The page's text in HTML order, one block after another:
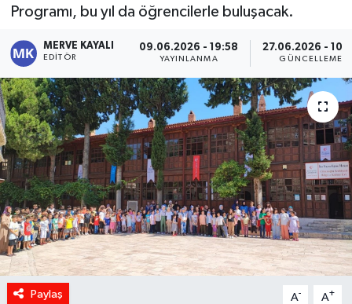
Programı, bu yıl da öğrencilerle buluşacak.
MERVE KAYALI
EDITÖR
09.06.2026 - 19:58
YAYINLANMA
27.06.2026 -
GÜNCELLEME
Paylaş A- A+